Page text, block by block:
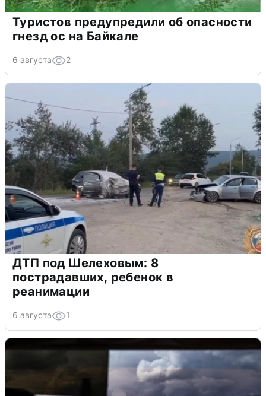
Туристов предупредили об опасности
гнезд ос на Байкале
6 августа 2
ДТП под Шелеховым: 8
пострадавших, ребенок в
реанимации
6 августа 1